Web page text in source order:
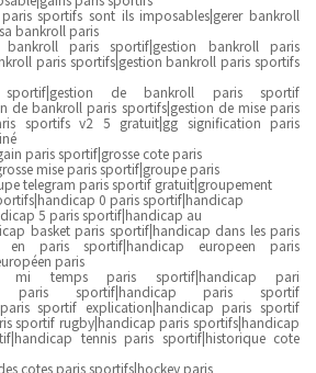
sportifs sont ils imposables|gerer bankroll
bankroll paris
bankroll paris sportif|gestion bankroll paris
paris sportifs|gestion bankroll paris sportifs
de bankroll paris sportif
de bankroll paris sportifs|gestion de mise paris
sportifs v2 5 gratuit|gg signification paris
paris sportif|grosse cote paris
mise paris sportif|groupe paris
telegram paris sportif gratuit|groupement
0 paris sportif|handicap
5 paris sportif|handicap au
basket paris sportif|handicap dans les paris
en paris sportif|handicap europeen paris
paris
mi temps paris sportif|handicap pari
paris sportif|handicap paris sportif
sportif explication|handicap paris sportif
sportif rugby|handicap paris sportifs|handicap
tennis paris sportif|historique cote
cotes paris sportifs|hockey paris